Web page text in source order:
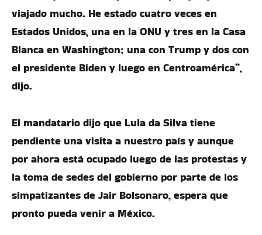
viajado mucho. He estado cuatro veces en
Estados Unidos, una en la ONU y tres en la Casa
Blanca en Washington; una con Trump y dos con
el presidente Biden y luego en Centroamérica”,
dijo.
El mandatario dijo que Lula da Silva tiene
pendiente una visita a nuestro país y aunque
por ahora está ocupado luego de las protestas y
la toma de sedes del gobierno por parte de los
simpatizantes de Jair Bolsonaro, espera que
pronto pueda venir a México.